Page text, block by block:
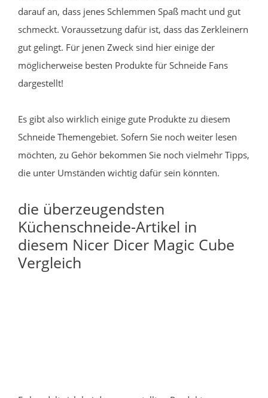
darauf an, dass jenes Schlemmen Spaß macht und gut
schmeckt. Voraussetzung dafür ist, dass das Zerkleinern
gut gelingt. Für jenen Zweck sind hier einige der
möglicherweise besten Produkte für Schneide Fans
dargestellt!
Es gibt also wirklich einige gute Produkte zu diesem
Schneide Themengebiet. Sofern Sie noch weiter lesen
möchten, zu Gehör bekommen Sie noch vielmehr Tipps,
die unter Umständen wichtig dafür sein könnten.
die überzeugendsten
Küchenschneide-Artikel in
diesem Nicer Dicer Magic Cube
Vergleich